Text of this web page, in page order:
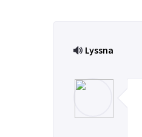
Kvinnans hälsa
Lyssna